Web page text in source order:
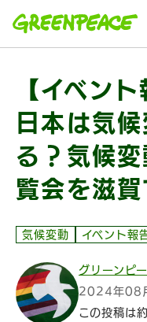
【イベン
日本は気
る？気候
覧会を滋
気候変動 イベント報
グリーンピ
2024年08
この投稿は